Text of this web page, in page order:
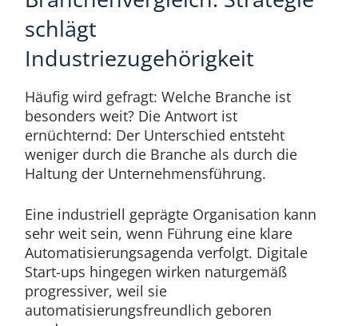
schlägt
Industriezugehörigkeit
Häufig wird gefragt: Welche Branche ist
besonders weit? Die Antwort ist
ernüchternd: Der Unterschied entsteht
weniger durch die Branche als durch die
Haltung der Unternehmensführung.
Eine industriell geprägte Organisation kann
sehr weit sein, wenn Führung eine klare
Automatisierungsagenda verfolgt. Digitale
Start-ups hingegen wirken naturgemäß
progressiver, weil sie
automatisierungsfreundlich geboren